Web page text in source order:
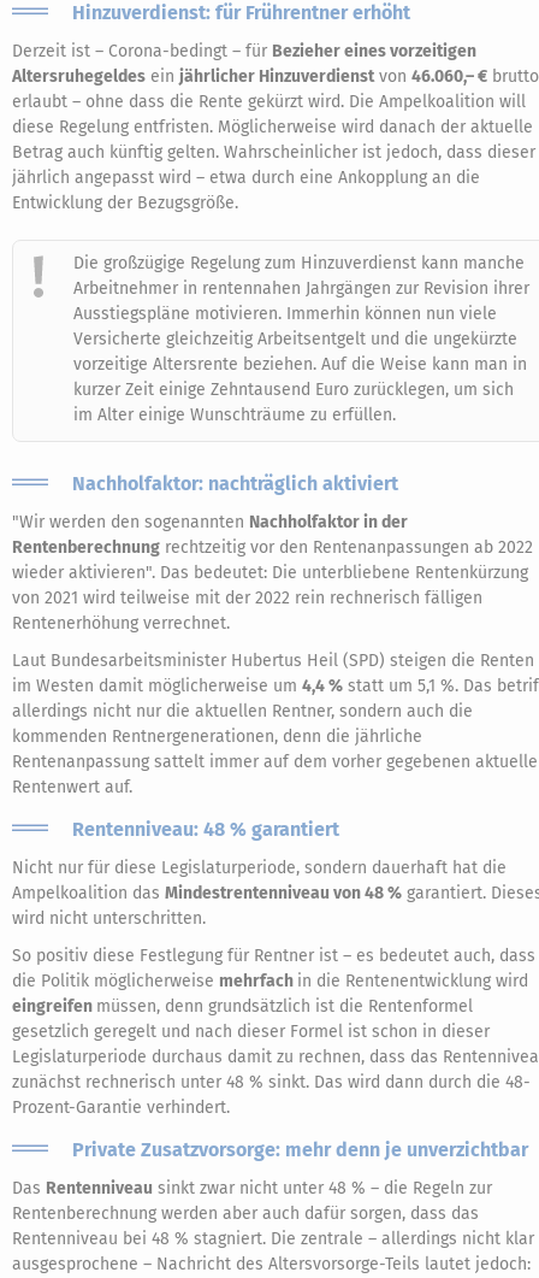
Hinzuverdienst: für Frührentner erhöht
Derzeit ist – Corona-bedingt – für Bezieher eines vorzeitigen
Altersruhegeldes ein jährlicher Hinzuverdienstvon 46.060,– € brutto
erlaubt – ohne dass die Rente gekürzt wird. Die Ampelkoalition will
diese Regelung entfristen. Möglicherweise wird danach der aktuelle
Betrag auch künftig gelten. Wahrscheinlicher ist jedoch, dass dieser
jährlich angepasst wird – etwa durch eine Ankopplung an die
Entwicklung der Bezugsgröße.
Die großzügige Regelung zum Hinzuverdienst kann manche
Arbeitnehmer in rentennahen Jahrgängen zur Revision ihrer
Ausstiegspläne motivieren. Immerhin können nun viele
Versicherte gleichzeitig Arbeitsentgelt und die ungekürzte
vorzeitige Altersrente beziehen. Auf die Weise kann man in
kurzer Zeit einige Zehntausend Euro zurücklegen, um sich
im Alter einige Wunschträume zu erfüllen.
Nachholfaktor: nachträglich aktiviert
"Wir werden den sogenannten Nachholfaktor in der
Rentenberechnung rechtzeitig vor den Rentenanpassungen ab 2022
wieder aktivieren". Das bedeutet: Die unterbliebene Rentenkürzung
von 2021 wird teilweise mit der 2022 rein rechnerisch fälligen
Rentenerhöhung verrechnet.
Laut Bundesarbeitsminister Hubertus Heil (SPD) steigen die Renten
im Westen damit möglicherweise um 4,4 % statt um 5,1 %. Das
allerdings nicht nur die aktuellen Rentner, sondern auch die
kommenden Rentnergenerationen, denn die jährliche
Rentenanpassung sattelt immer auf dem vorher gegebenen
Rentenwert auf.
Rentenniveau: 48 % garantiert
Nicht nur für diese Legislaturperiode, sondern dauerhaft hat die
Ampelkoalition das Mindestrentenniveau von 48 % garantiert.
wird nicht unterschritten.
So positiv diese Festlegung für Rentner ist – es bedeutet auch, dass
die Politik möglicherweise mehrfach in die Rentenentwicklung wird
eingreifen müssen, denn grundsätzlich ist die Rentenformel
gesetzlich geregelt und nach dieser Formel ist schon in dieser
Legislaturperiode durchaus damit zu rechnen, dass das
zunächst rechnerisch unter 48 % sinkt. Das wird dann durch die 48-
Prozent-Garantie verhindert.
Private Zusatzvorsorge: mehr denn je unverzichtbar
Das Rentenniveau sinkt zwar nicht unter 48 % – die Regeln zur
Rentenberechnung werden aber auch dafür sorgen, dass das
Rentenniveau bei 48 % stagniert. Die zentrale – allerdings nicht klar
ausgesprochene – Nachricht des Altersvorsorge-Teils lautet jedoch: